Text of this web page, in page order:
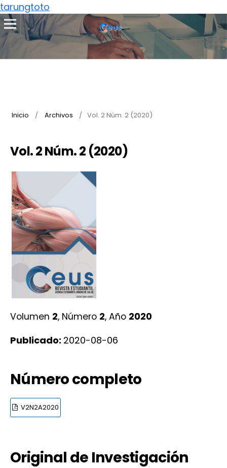
tarungtoto
Inicio / Archivos / Vol. 2 Núm. 2 (2020)
Vol. 2 Núm. 2 (2020)
Volumen 2, Número 2, Año 2020
Publicado: 2020-08-06
Número completo
V2N2A2020
Original de Investigación